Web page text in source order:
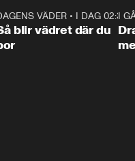
1:06
VÄDER • I DAG 02:30
blir vädret där du
I